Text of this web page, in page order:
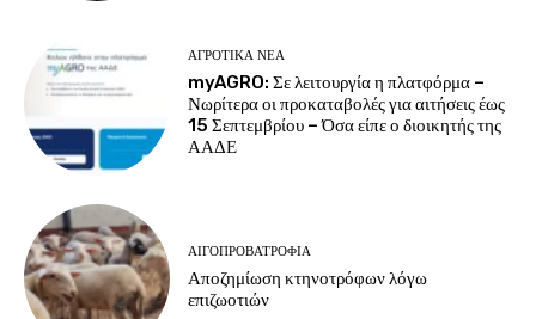
ΑΓΡΟΤΙΚΆ ΝΈΑ
myAGRO: Σε λειτουργία η πλατφόρμα –
Νωρίτερα οι προκαταβολές για αιτήσεις έως
15 Σεπτεμβρίου – Όσα είπε ο διοικητής της
ΑΑΔΕ
ΑΙΓΟΠΡΟΒΑΤΡΟΦΊΑ
Αποζημίωση κτηνοτρόφων λόγω
επιζωοτιών